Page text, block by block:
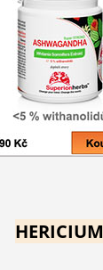
HERICIUM